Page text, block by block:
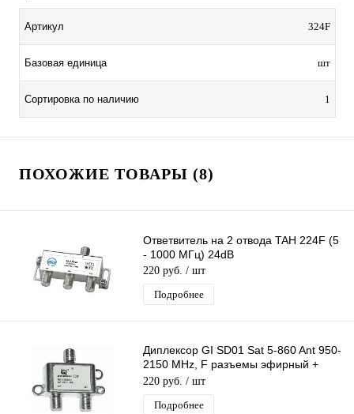
Артикул 324F
Базовая единица шт
Сортировка по наличию 1
ПОХОЖИЕ ТОВАРЫ (8)
Ответвитель на 2 отвода TAH 224F (5
- 1000 МГц) 24dB
220 руб. / шт
Подробнее
Диплексор GI SD01 Sat 5-860 Ant 950-
2150 MHz, F разъемы эфирный +
спутниковый с проходом питания 2х1
220 руб. / шт
Подробнее